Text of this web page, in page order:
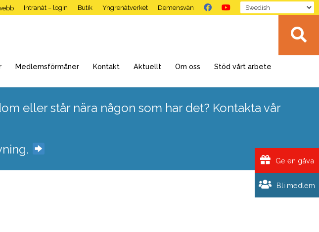
Intranät – login Butik Yngrenätverket Demensvän
Medlemsförmåner Kontakt Aktuellt Om oss Stöd vårt arbete
eller står nära någon som har det? Kontakta vår
Bli medlem
Ge en gåva